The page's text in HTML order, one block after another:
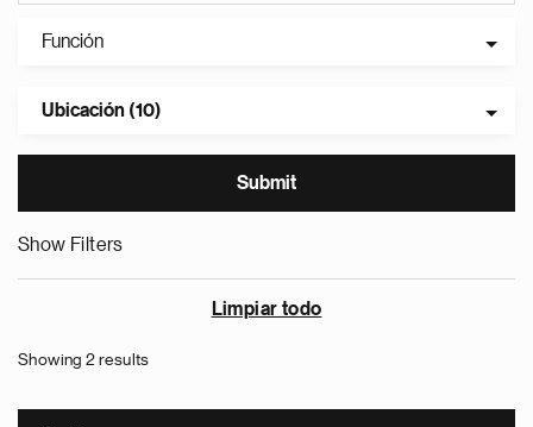
Función
Ubicación (10)
Show Filters
Limpiar todo
Showing 2 results